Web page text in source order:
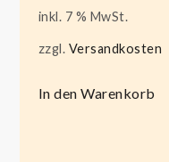
inkl. 7 % MwSt.
zzgl. Versandkosten
In den Warenkorb